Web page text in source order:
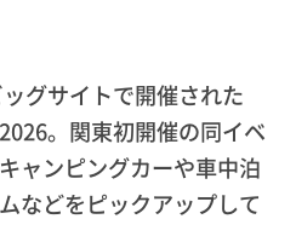
グサイトで開催された
。関東初開催の同イベ
ャンピングカーや車中泊
などをピックアップして